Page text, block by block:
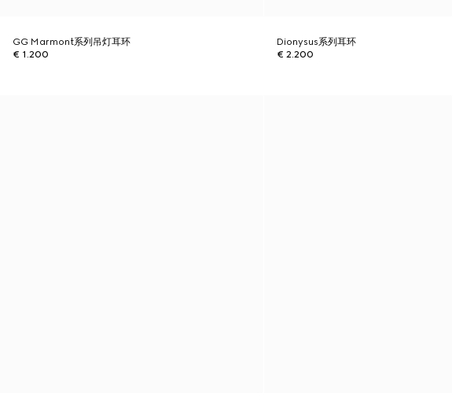
GG Marmont系列吊灯耳环
€ 1.200
Dionysus系列耳环
€ 2.200